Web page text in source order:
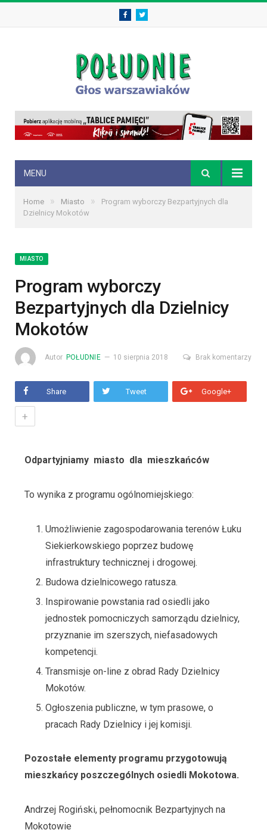
FacebookTwitter
MENU
Home » Miasto »
Program wyborczy Bezpartyjnych dla
Dzielnicy Mokotów
MIASTO
Program wyborczy
Bezpartyjnych dla Dzielnicy
Mokotów
Autor POŁUDNIE 10 sierpnia 2018 Brak komentarzy
Share Tweet Google+
+
Odpartyjniamy miasto dla mieszkańców
To wynika z programu ogólnomiejskiego:
Umożliwienie zagospodarowania terenów Łuku
Siekierkowskiego poprzez budowę
infrastruktury technicznej i drogowej.
Budowa dzielnicowego ratusza.
Inspirowanie powstania rad osiedli jako
jednostek pomocniczych samorządu dzielnicy,
przyznanie im szerszych, niefasadowych
kompetencji.
Transmisje on-line z obrad Rady Dzielnicy
Mokotów.
Ogłoszenia publiczne, w tym prasowe, o
pracach Rady Dzielnicy i jej komisji.
Pozostałe elementy programu przygotowują
mieszkańcy poszczególnych osiedli Mokotowa.
Andrzej Rogiński, pełnomocnik Bezpartyjnych na
Mokotowie